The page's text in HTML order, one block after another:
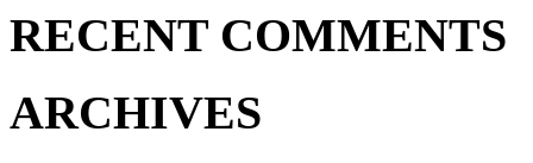
RECENT COMMENTS
ARCHIVES